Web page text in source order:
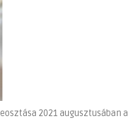
2021 augusztusában a